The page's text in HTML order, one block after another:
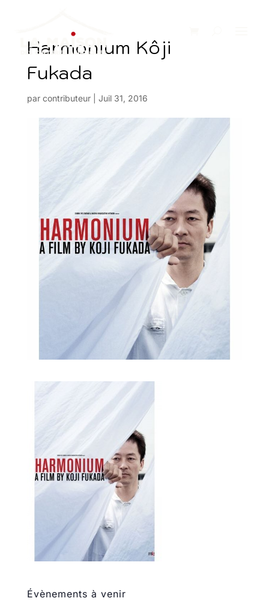
Harmonium Kôji
Fukada
par contributeur| Juil 31, 2016
Évènements à venir